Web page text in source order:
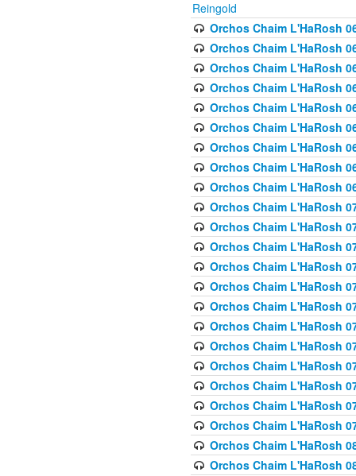
Reingold
Orchos Chaim L'HaRosh
Orchos Chaim L'HaRosh
Orchos Chaim L'HaRosh
Orchos Chaim L'HaRosh
Orchos Chaim L'HaRosh
Orchos Chaim L'HaRosh
Orchos Chaim L'HaRosh
Orchos Chaim L'HaRosh
Orchos Chaim L'HaRosh
Orchos Chaim L'HaRosh
Orchos Chaim L'HaRosh
Orchos Chaim L'HaRosh
Orchos Chaim L'HaRosh
Orchos Chaim L'HaRosh
Orchos Chaim L'HaRosh
Orchos Chaim L'HaRosh
Orchos Chaim L'HaRosh
Orchos Chaim L'HaRosh
Orchos Chaim L'HaRosh
Orchos Chaim L'HaRosh
Orchos Chaim L'HaRosh
Orchos Chaim L'HaRosh
Orchos Chaim L'HaRosh